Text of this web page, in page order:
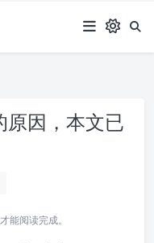
原因，本文已
能阅读完成。